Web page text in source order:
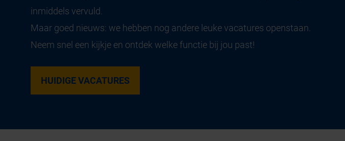
inmiddels vervuld.
Maar goed nieuws: we hebben nog andere leuke vacatures openstaan.
Neem snel een kijkje en ontdek welke functie bij jou past!
HUIDIGE VACATURES